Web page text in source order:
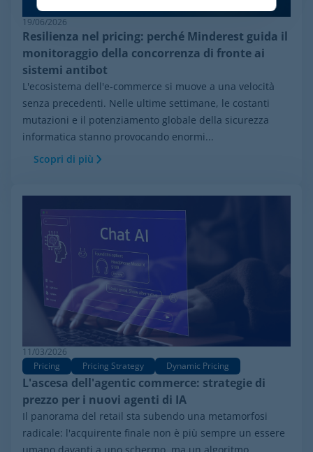
19/06/2026
Resilienza nel pricing: perché Minderest guida il
monitoraggio della concorrenza di fronte ai
sistemi antibot
L'ecosistema dell'e-commerce si muove a una velocità
senza precedenti. Nelle ultime settimane, le costanti
mutazioni e il potenziamento globale della sicurezza
informatica stanno provocando enormi...
Scopri di più
11/03/2026
Pricing
Pricing Strategy Dynamic Pricing
L'ascesa dell'agentic commerce: strategie di
prezzo per i nuovi agenti di IA
Il panorama del retail sta subendo una metamorfosi
radicale: l'acquirente finale non è più sempre un essere